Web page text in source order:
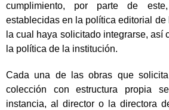
cumplimiento, por parte de
establecidas en la política editorial
la cual haya solicitado integrarse, así
la política de la institución.
Cada una de las obras que
colección con estructura propia
instancia, al director o la directora